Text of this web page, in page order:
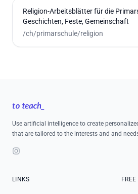
Religion-Arbeitsblätter für die
Geschichten, Feste, Gemeinschaft
/ch/primarschule/religion
Use artificial intelligence to create
that are tailored to the interests and and
Instagram
LINKS